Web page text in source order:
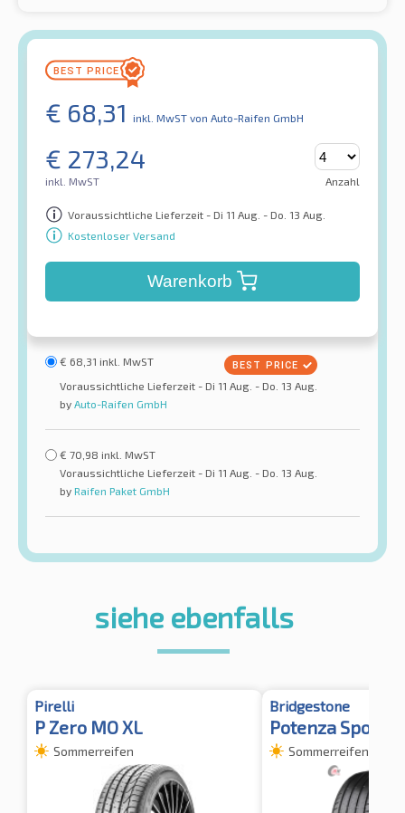
€ 68,31 inkl. MwST von Auto-Raifen GmbH
€ 273,24
inkl. MwST Anzahl
Voraussichtliche Lieferzeit - Di 11 Aug. - Do. 13 Aug.
Kostenloser Versand
Warenkorb
€ 68,31 inkl. MwST
Voraussichtliche Lieferzeit - Di 11 Aug. - Do. 13 Aug.
by Auto-Raifen GmbH
€ 70,98 inkl. MwST
Voraussichtliche Lieferzeit - Di 11 Aug. - Do. 13 Aug.
by Raifen Paket GmbH
siehe ebenfalls
Pirelli
P Zero MO XL
Sommerreifen
Bridgestone
Potenza Sport
Sommerreifen